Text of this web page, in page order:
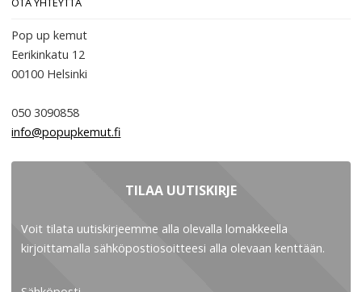
Pop up kemut
Eerikinkatu 12
00100 Helsinki
050 3090858
info@popupkemut.fi
TILAA UUTISKIRJE
Voit tilata uutiskirjeemme alla olevalla lomakkeella
kirjoittamalla sähköpostiosoitteesi alla olevaan kenttään.